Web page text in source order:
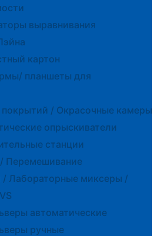
выравнивания
картон
планшеты для
покрытий / Окрасочные камеры
опрыскиватели
станции
Перемешивание
/ Лабораторные миксеры /
автоматические
ручные